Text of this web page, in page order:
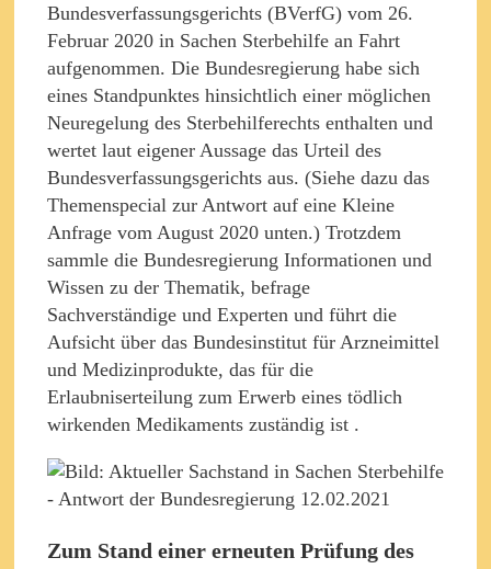
Bundesverfassungsgerichts (BVerfG) vom 26.
Februar 2020 in Sachen Sterbehilfe an Fahrt
aufgenommen. Die Bundesregierung habe sich
eines Standpunktes hinsichtlich einer möglichen
Neuregelung des Sterbehilferechts enthalten und
wertet laut eigener Aussage das Urteil des
Bundesverfassungsgerichts aus. (Siehe dazu das
Themenspecial zur Antwort auf eine Kleine
Anfrage vom August 2020 unten.) Trotzdem
sammle die Bundesregierung Informationen und
Wissen zu der Thematik, befrage
Sachverständige und Experten und führt die
Aufsicht über das Bundesinstitut für Arzneimittel
und Medizinprodukte, das für die
Erlaubniserteilung zum Erwerb eines tödlich
wirkenden Medikaments zuständig ist .
Zum Stand einer erneuten Prüfung des